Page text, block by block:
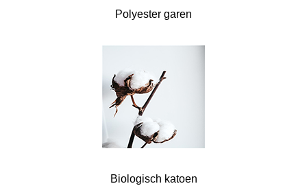
Polyester garen
Biologisch katoen